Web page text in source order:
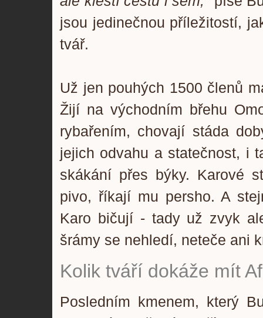
jsou jedinečnou příležitostí,
tvář.
Už jen pouhých 1500 členů
Žijí na východním břehu
rybařením, chovají stáda
jejich odvahu a statečnost, i
skákání přes býky. Karové
pivo, říkají mu persho. A
Karo bičují - tady už zvyk
šrámy se nehledí, neteče ani
Kolik tváří dokáže mít
Posledním kmenem, který